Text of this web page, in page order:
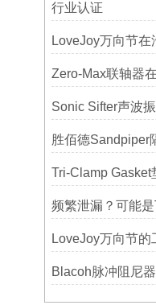
行业认证